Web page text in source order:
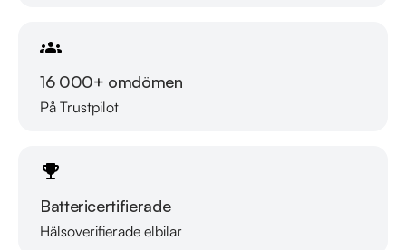
16 000+ omdömen
På Trustpilot
Battericertifierade
Hälsoverifierade elbilar
Läs mer om oss